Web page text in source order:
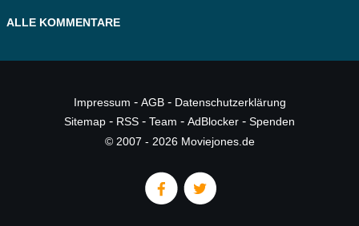
ALLE KOMMENTARE
Impressum - AGB- Datenschutzerklärung
Sitemap - RSS - Team - AdBlocker - Spenden
© 2007 - 2026 Moviejones.de